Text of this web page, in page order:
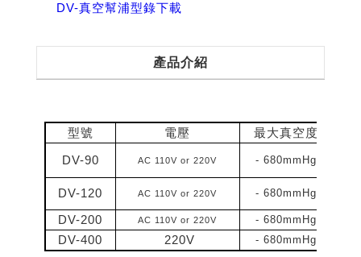
DV-真空幫浦型錄下載
產品介紹
型號 電壓
最大真空度
DV-90
AC 110V or 220V - 680mmHg
DV-120 AC 110V or 220V - 680mmHg
DV-200
AC 110V or 220V - 680mmHg
DV-400
220V - 680mmHg